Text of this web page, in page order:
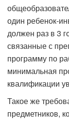
один ребенок-
должен раз в 3
связанные с
программу по
минимальная
квалификации
Такое же
предметников,